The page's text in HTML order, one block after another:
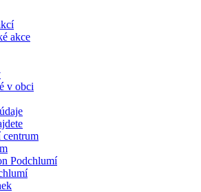
akce
v obci
Podchlumí